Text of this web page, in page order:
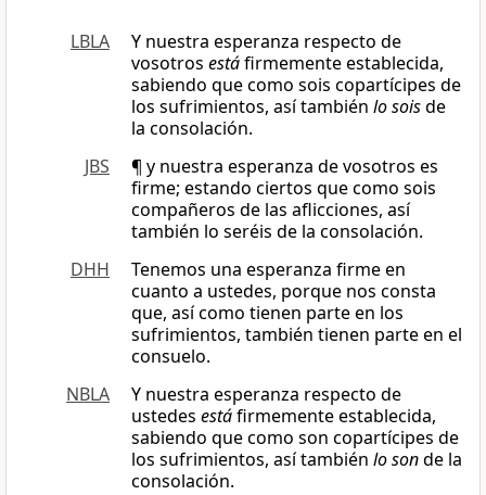
LBLA
Y nuestra esperanza respecto de
vosotros estáfirmemente establecida,
sabiendo que como sois copartícipes de
los sufrimientos, así también lo soisde
la consolación.
JBS
¶ y nuestra esperanza de vosotros es
firme; estando ciertos que como sois
compañeros de las aflicciones, así
también lo seréis de la consolación.
DHH
Tenemos una esperanza firme en
cuanto a ustedes, porque nos consta
que, así como tienen parte en los
sufrimientos, también tienen parte en el
consuelo.
NBLA
Y nuestra esperanza respecto de
ustedes estáfirmemente establecida,
sabiendo que como son copartícipes de
los sufrimientos, así también lo sonde la
consolación.